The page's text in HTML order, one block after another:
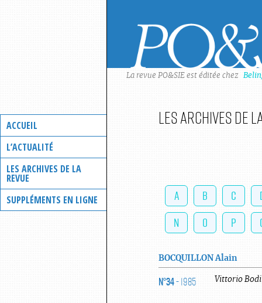
ACCUEIL
L’ACTUALITÉ
LES ARCHIVES DE LA
REVUE
SUPPLÉMENTS EN LIGNE
La revue PO&SIE est éditée chez
Les archives de
A B C
N
O P
BOCQUILLON Alain
N°34- 1985 Vittorio